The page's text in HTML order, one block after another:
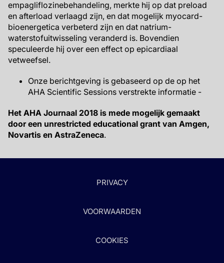
empagliflozinebehandeling, merkte hij op dat preload
en afterload verlaagd zijn, en dat mogelijk myocard-
bioenergetica verbeterd zijn en dat natrium-
waterstofuitwisseling veranderd is. Bovendien
speculeerde hij over een effect op epicardiaal
vetweefsel.
Onze berichtgeving is gebaseerd op de op het
AHA Scientific Sessions verstrekte informatie -
Het AHA Journaal 2018 is mede mogelijk gemaakt
door een unrestricted educational grant van Amgen,
Novartis en AstraZeneca.
PRIVACY
VOORWAARDEN
COOKIES